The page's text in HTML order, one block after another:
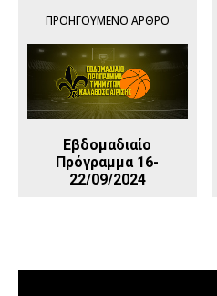
ΠΡΟΗΓΟΎΜΕΝΟ ΆΡΘΡΟ
Εβδομαδιαίο
Πρόγραμμα 16-
22/09/2024